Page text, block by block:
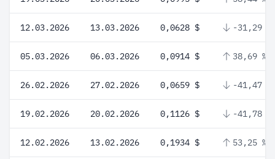
12.03.2026 13.03.2026 0,0628 $ -31,29 %
05.03.2026 06.03.2026 0,0914 $ 38,69 %
26.02.2026 27.02.2026 0,0659 $ -41,47 %
19.02.2026 20.02.2026 0,1126 $ -41,78 %
12.02.2026 13.02.2026 0,1934 $ 53,25 %